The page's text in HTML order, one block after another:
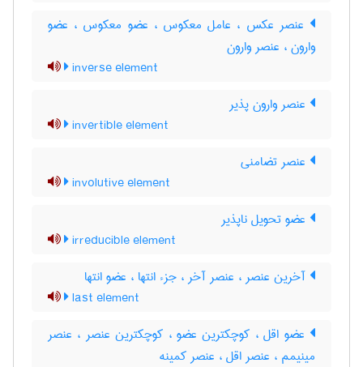
عنصر عکس ، عامل معکوس ، عضو معکوس ، عضو
وارون ، عنصر وارون
inverse element
عنصر وارون پذیر
invertible element
عنصر تضامنی
involutive element
عضو تحویل ناپذیر
irreducible element
آخرین عنصر ، عنصر آخر ، جزء انتها ، عضو انتها
last element
عضو اقل ، کوچکترین عضو ، کوچکترین عنصر ، عنصر
مینیمم ، عنصر اقل ، عنصر کمینه